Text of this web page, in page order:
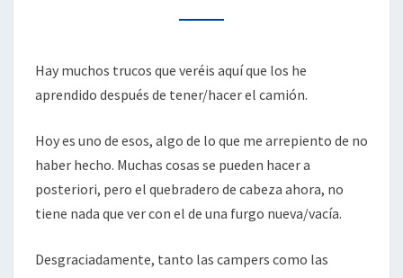
SOLARES
TRUCOS
FURGONETEROS
Hay muchos trucos que veréis aquí que los he
aprendido después de tener/hacer el camión.
Hoy es uno de esos, algo de lo que me arrepiento de no
haber hecho. Muchas cosas se pueden hacer a
posteriori, pero el quebradero de cabeza ahora, no
tiene nada que ver con el de una furgo nueva/vacía.
Desgraciadamente, tanto las campers como las